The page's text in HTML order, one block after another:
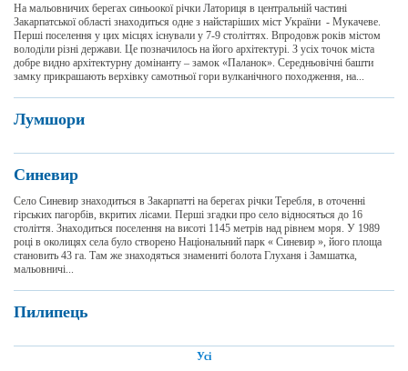
На мальовничих берегах синьоокої річки Латориця в центральній частині
Закарпатської області знаходиться одне з найстаріших міст України - Мукачеве.
Перші поселення у цих місцях існували у 7-9 століттях. Впродовж років містом
володіли різні держави. Це позначилось на його архітектурі. З усіх точок міста
добре видно архітектурну домінанту – замок «Паланок». Середньовічні башти
замку прикрашають верхівку самотньої гори вулканічного походження, на...
Лумшори
Синевир
Село Синевир знаходиться в Закарпатті на берегах річки Теребля, в оточенні
гірських пагорбів, вкритих лісами. Перші згадки про село відносяться до 16
століття. Знаходиться поселення на висоті 1145 метрів над рівнем моря. У 1989
році в околицях села було створено Національний парк « Синевир », його площа
становить 43 га. Там же знаходяться знамениті болота Глуханя і Замшатка,
мальовничі...
Пилипець
Усі